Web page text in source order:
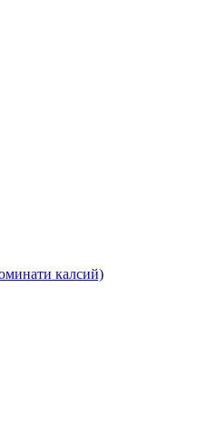
калсий)